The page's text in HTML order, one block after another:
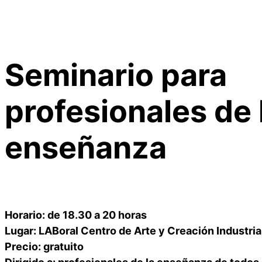
Seminario para
profesionales de
enseñanza
Horario: de 18.30 a 20 horas
Lugar: LABoral Centro de Arte y Creación
Precio: gratuito